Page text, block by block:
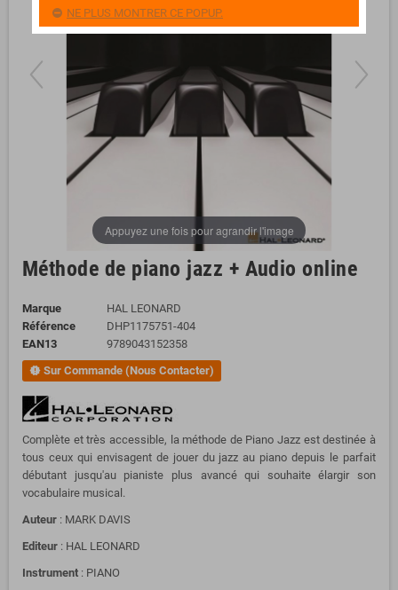
Appuyez une fois pour agrandir l'image
Méthode de piano jazz + Audio online
Marque
HAL LEONARD
Référence
DHP1175751-404
EAN13
9789043152358
new_releases Sur Commande (Nous Contacter)
Complète et très accessible, la méthode de Piano Jazz est destinée à
tous ceux qui envisagent de jouer du jazz au piano depuis le parfait
débutant jusqu'au pianiste plus avancé qui souhaite élargir son
vocabulaire musical.
Auteur : MARK DAVIS
Editeur : HAL LEONARD
Instrument : PIANO
NE PLUS MONTRER CE POPUP.